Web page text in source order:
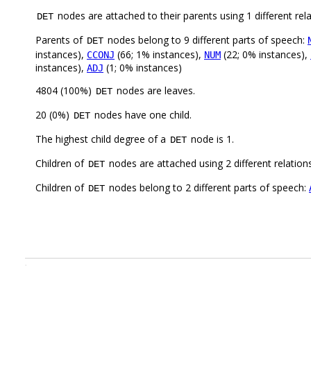
DET nodes are attached to their parents using 1 different
Parents of DET nodes belong to 9 different parts of speech:
instances), CCONJ (66; 1% instances), NUM (22; 0% instances),
instances), ADJ (1; 0% instances)
4804 (100%) DET nodes are leaves.
20 (0%) DET nodes have one child.
The highest child degree of a DET node is 1.
Children of DET nodes are attached using 2 different
Children of DET nodes belong to 2 different parts of speech:
.